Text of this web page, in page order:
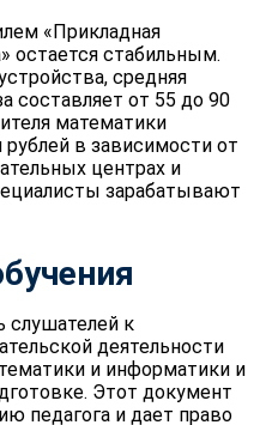
«Прикладная
остается стабильным.
средняя
составляет от 55 до 90
математики
в зависимости от
центрах и
зарабатывают
слушателей к
деятельности
и информатики и
Этот документ
педагога и дает право